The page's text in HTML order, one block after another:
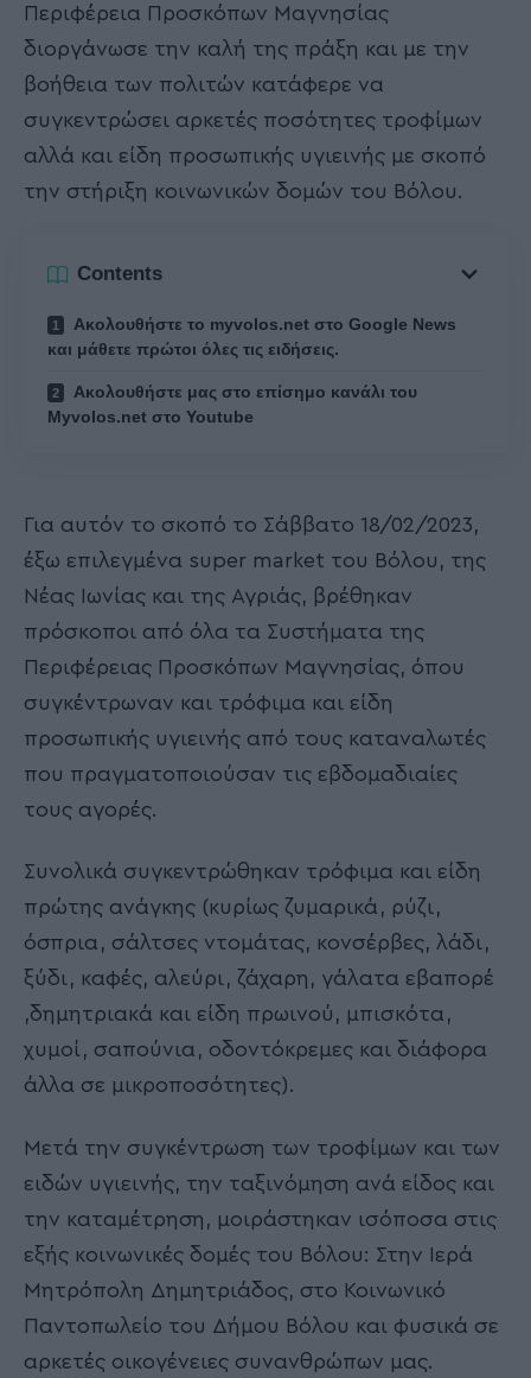
Περιφέρεια Προσκόπων Μαγνησίας
διοργάνωσε την καλή της πράξη και με την
βοήθεια των πολιτών κατάφερε να
συγκεντρώσει αρκετές ποσότητες τροφίμων
αλλά και είδη προσωπικής υγιεινής με σκοπό
την στήριξη κοινωνικών δομών του Βόλου.
Contents
Ακολουθήστε το myvolos.net στο Google News
και μάθετε πρώτοι όλες τις ειδήσεις.
Ακολουθήστε μας στο επίσημο κανάλι του
Myvolos.net στο Youtube
Για αυτόν το σκοπό το Σάββατο 18/02/2023,
έξω επιλεγμένα super market του Βόλου, της
Νέας Ιωνίας και της Αγριάς, βρέθηκαν
πρόσκοποι από όλα τα Συστήματα της
Περιφέρειας Προσκόπων Μαγνησίας, όπου
συγκέντρωναν και τρόφιμα και είδη
προσωπικής υγιεινής από τους καταναλωτές
που πραγματοποιούσαν τις εβδομαδιαίες
τους αγορές.
Συνολικά συγκεντρώθηκαν τρόφιμα και είδη
πρώτης ανάγκης (κυρίως ζυμαρικά, ρύζι,
όσπρια, σάλτσες ντομάτας, κονσέρβες, λάδι,
ξύδι, καφές, αλεύρι, ζάχαρη, γάλατα εβαπορέ
,δημητριακά και είδη πρωινού, μπισκότα,
χυμοί, σαπούνια, οδοντόκρεμες και διάφορα
άλλα σε μικροποσότητες).
Μετά την συγκέντρωση των τροφίμων και των
ειδών υγιεινής, την ταξινόμηση ανά είδος και
την καταμέτρηση, μοιράστηκαν ισόποσα στις
εξής κοινωνικές δομές του Βόλου: Στην Ιερά
Μητρόπολη Δημητριάδος, στο Κοινωνικό
Παντοπωλείο του Δήμου Βόλου και φυσικά σε
αρκετές οικογένειες συνανθρώπων μας.